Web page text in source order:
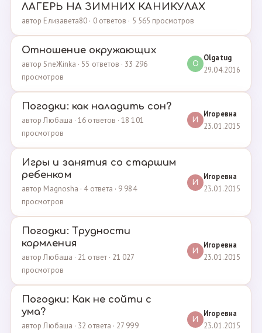
ЛАГЕРЬ НА ЗИМНИХ КАНИКУЛАХ
автор Елизавета80 · 0 ответов · 5 565 просмотров
Отношение окружающих
автор SneЖinka · 55 ответов · 33 296
просмотров
O
Olgatug
29.04.2016
Погодки: как наладить сон?
автор Любаша · 16 ответов · 18 101
просмотров
И
Игоревна
23.01.2015
Игры и занятия со старшим
ребенком
автор Magnosha · 4 ответа · 9 984
просмотров
И
Игоревна
23.01.2015
Погодки: Трудности
кормления
автор Любаша · 21 ответ · 21 027
просмотров
И
Игоревна
23.01.2015
Погодки: Как не сойти с
ума?
автор Любаша · 32 ответа · 27 999
И
Игоревна
23.01.2015